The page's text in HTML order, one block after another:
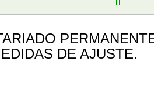
DE AJUSTE.